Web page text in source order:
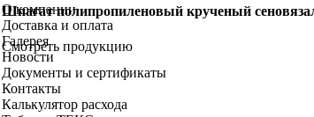
Шпагат полипропиленовый крученый
Смотреть продукцию
О компании
Доставка и оплата
Галерея
Новости
Документы и сертификаты
Контакты
Калькулятор расхода